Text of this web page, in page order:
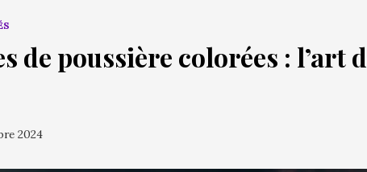
de poussière colorées : l’art
2024